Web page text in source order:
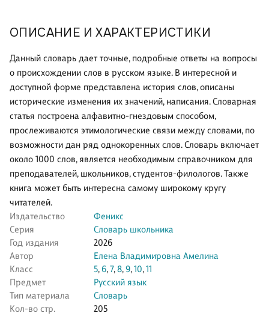
ОПИСАНИЕ И ХАРАКТЕРИСТИКИ
Данный словарь дает точные, подробные ответы на вопросы
о происхождении слов в русском языке. В интересной и
доступной форме представлена история слов, описаны
исторические изменения их значений, написания. Словарная
статья построена алфавитно-гнездовым способом,
прослеживаются этимологические связи между словами, по
возможности дан ряд однокоренных слов. Словарь включает
около 1000 слов, является необходимым справочником для
преподавателей, школьников, студентов-филологов. Также
книга может быть интересна самому широкому кругу
читателей.
Издательство
Феникс
Серия
Словарь школьника
Год издания
2026
Автор
Елена Владимировна Амелина
Класс
5,6,7,8,9,10,11
Предмет
Русский язык
Тип материала
Словарь
Кол-во стр.
205